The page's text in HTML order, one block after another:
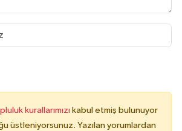
kurallarımızı kabul etmiş bulunuyor
üstleniyorsunuz. Yazılan yorumlardan